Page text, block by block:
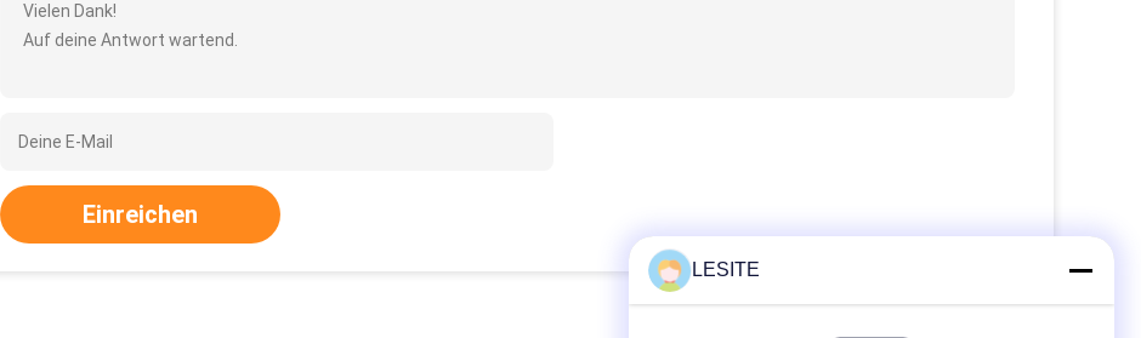
Vielen Dank!
Auf deine Antwort wartend.
Einreichen
LESITE